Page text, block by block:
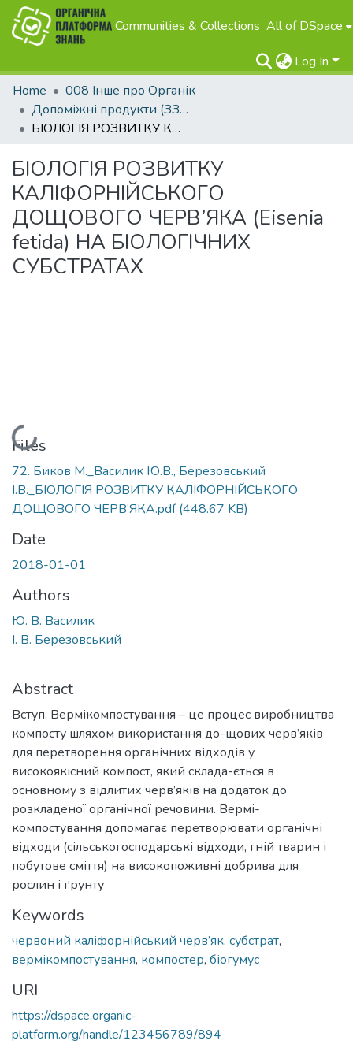
Communities & Collections All of DSpace
Log In
Home
008 Інше про Органік
Допоміжні продукти (ЗЗР, добрива та інше)
БІОЛОГІЯ РОЗВИТКУ КАЛІФОРНІЙСЬКОГО ДОЩОВОГО ЧЕРВ’ЯКА (Eisenia fetida) НА БІОЛОГІЧНИХ СУБСТРАТАХ
БІОЛОГІЯ РОЗВИТКУ
КАЛІФОРНІЙСЬКОГО
ДОЩОВОГО ЧЕРВ’ЯКА (Eisenia
fetida) НА БІОЛОГІЧНИХ
СУБСТРАТАХ
Loading...
Files
72. Биков М._Василик Ю.В., Березовський
І.В._БІОЛОГІЯ РОЗВИТКУ КАЛІФОРНІЙСЬКОГО
ДОЩОВОГО ЧЕРВ’ЯКА.pdf(448.67 KB)
Date
2018-01-01
Authors
Ю. В. Василик
І. В. Березовський
Abstract
Вступ. Вермікомпостування – це процес виробництва
компосту шляхом використання до-щових черв’яків
для перетворення органічних відходів у
високоякісний компост, який склада-ється в
основному з відлитих черв’яків на додаток до
розкладеної органічної речовини. Вермі-
компостування допомагає перетворювати органічні
відходи (сільськогосподарські відходи, гній тварин і
побутове сміття) на високопоживні добрива для
рослин і ґрунту
Keywords
червоний каліфорнійський черв’як, субстрат,
вермікомпостування, компостер, біогумус
URI
https://dspace.organic-
platform.org/handle/123456789/894